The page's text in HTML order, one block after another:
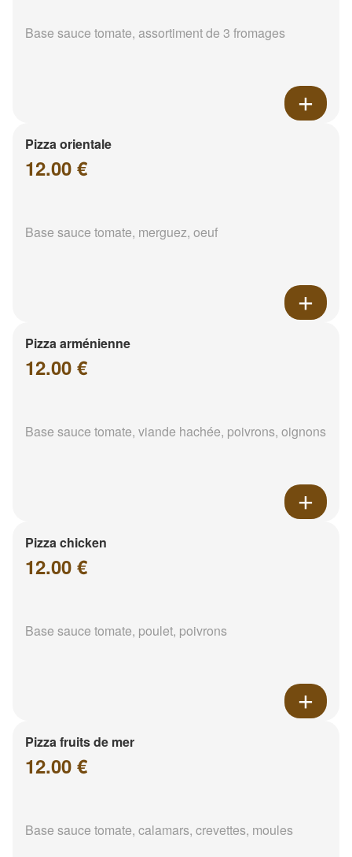
Base sauce tomate, assortiment de 3 fromages
Pizza orientale
12.00 €
Base sauce tomate, merguez, oeuf
Pizza arménienne
12.00 €
Base sauce tomate, viande hachée, poivrons, oignons
Pizza chicken
12.00 €
Base sauce tomate, poulet, poivrons
Pizza fruits de mer
12.00 €
Base sauce tomate, calamars, crevettes, moules